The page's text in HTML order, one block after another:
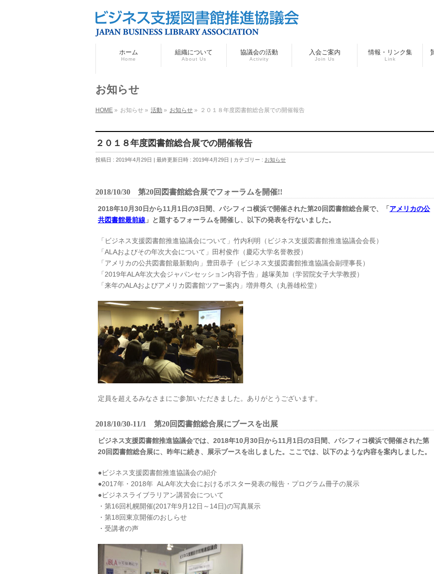
ホーム
Home
組織について
About Us
協議会の活動
Activity
入会ご案内
Join Us
情報・リンク集
Link
お知らせ
HOME » お知らせ » 活動 » お知らせ » ２０１８年度図書館総合展での開催報告
２０１８年度図書館総合展での開催報告
投稿日 : 2019年4月29日 最終更新日時 : 2019年4月29日 カテゴリー : お知らせ
2018/10/30 第20回 図書館総合展でフォーラムを開催!!
2018年10月30日から11月1日の3日間、パシフィコ横浜で開催された第20回図書館総合展で、「 アメリカの公
共図書館最前線 」と題するフォーラムを開催し、以下の発表を行ないました。
「ビジネス支援図書館推進協議会について」竹内利明（ビジネス支援図書館推進協議会会長）
「ALAおよびその年次大会について」田村俊作（慶応大学名誉教授）
「アメリカの公共図書館最新動向」豊田恭子（ビジネス支援図書館推進協議会副理事長）
「2019年ALA年次大会ジャパンセッション内容予告」越塚美加（学習院女子大学教授）
「来年のALAおよびアメリカ図書館ツアー案内」増井尊久（丸善雄松堂）
定員を超えるみなさまにご参加いただきました。ありがとうございます。
2018/10/30-11/1 第20回 図書館総合展にブースを出展
ビジネス支援図書館推進協議会では、2018年10月30日から11月1日の3日間、パシフィコ横浜で開催された第
20回図書館総合展に、昨年に続き、展示ブースを出しました。ここでは、以下のような内容を案内しました。
●ビジネス支援図書館推進協議会の紹介
●2017年・2018年 ALA年次大会におけるポスター発表の報告・プログラム冊子の展示
●ビジネスライブラリアン講習会について
・第16回札幌開催(2017年9月12日～14日)の写真展示
・第18回東京開催のおしらせ
・受講者の声